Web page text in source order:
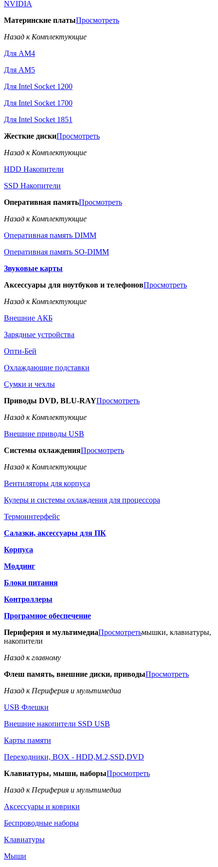
NVIDIA
Материнские платыПросмотреть
Назад к Комплектующие
Для AM4
Для AM5
Для Intel Socket 1200
Для Intel Socket 1700
Для Intel Socket 1851
Жесткие дискиПросмотреть
Назад к Комплектующие
HDD Накопители
SSD Накопители
Оперативная памятьПросмотреть
Назад к Комплектующие
Оперативная память DIMM
Оперативная память SO-DIMM
Звуковые карты
Аксессуары для ноутбуков и телефоновПросмотреть
Назад к Комплектующие
Внешние АКБ
Зарядные устройства
Опти-Бей
Охлаждающие подставки
Сумки и чехлы
Приводы DVD, BLU-RAYПросмотреть
Назад к Комплектующие
Внешние приводы USB
Системы охлажденияПросмотреть
Назад к Комплектующие
Вентиляторы для корпуса
Кулеры и системы охлаждения для процессора
Термоинтерфейс
Салазки, аксессуары для ПК
Корпуса
Моддинг
Блоки питания
Контроллеры
Програмное обеспечение
Периферия и мультимедиаПросмотретьмышки, клавиатуры,
накопители
Назад к главному
Флеш память, внешние диски, приводыПросмотреть
Назад к Периферия и мультимедиа
USB Флешки
Внешние накопители SSD USB
Карты памяти
Переходники, BOX - HDD,M.2,SSD,DVD
Клавиатуры, мыши, наборыПросмотреть
Назад к Периферия и мультимедиа
Аксессуары и коврики
Беспроводные наборы
Клавиатуры
Мыши